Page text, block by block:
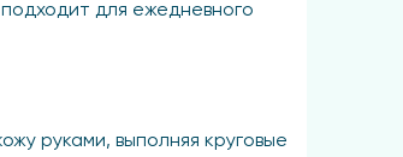
для ежедневного
руками, выполняя круговые